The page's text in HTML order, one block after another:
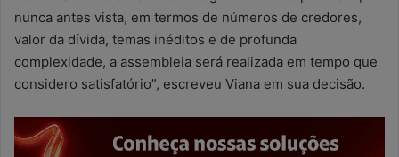
nunca antes vista, em termos de números de credores,
valor da dívida, temas inéditos e de profunda
complexidade, a assembleia será realizada em tempo que
considero satisfatório”, escreveu Viana em sua decisão.